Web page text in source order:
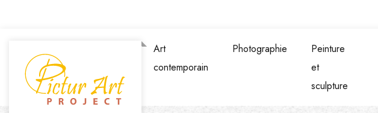
Art
contemporain
Photographie
Peinture
et
sculpture